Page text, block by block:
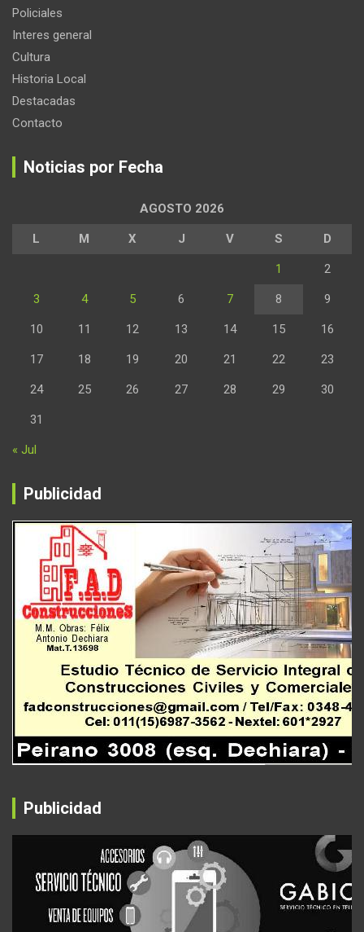
Policiales
Interes general
Cultura
Historia Local
Destacadas
Contacto
Noticias por Fecha
AGOSTO 2026
L M X J V S D
1 2
3 4 5 6 7 8 9
10 11 12 13 14 15 16
17 18 19 20 21 22 23
24 25 26 27 28 29 30
31
« Jul
Publicidad
Publicidad